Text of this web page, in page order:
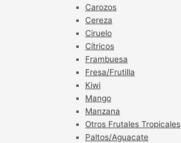
Carozos
Cereza
Ciruelo
Cítricos
Frambuesa
Fresa/Frutilla
Kiwi
Mango
Manzana
Otros Frutales Tropicales
Paltos/Aguacate